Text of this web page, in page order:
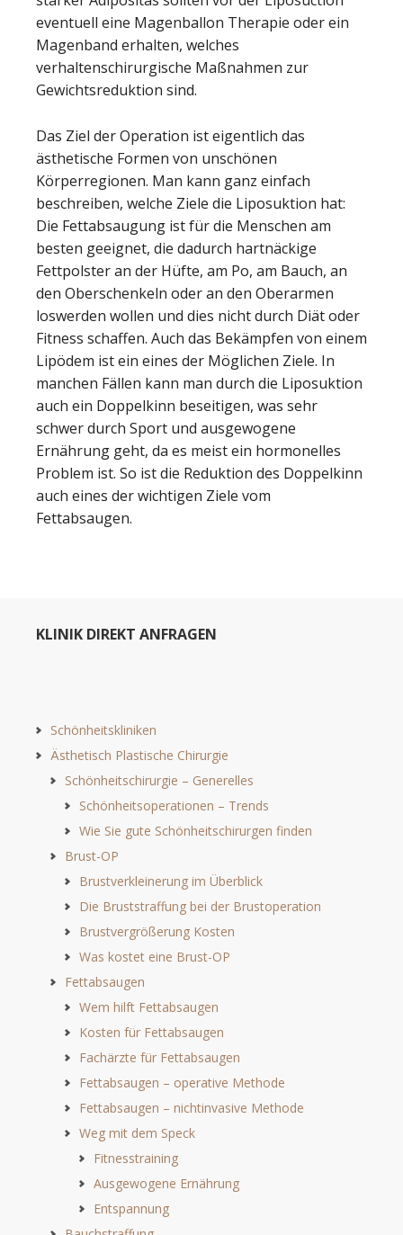
eventuell eine Magenballon Therapie oder ein
Magenband erhalten, welches
verhaltenschirurgische Maßnahmen zur
Gewichtsreduktion sind.
Das Ziel der Operation ist eigentlich das
ästhetische Formen von unschönen
Körperregionen. Man kann ganz einfach
beschreiben, welche Ziele die Liposuktion hat:
Die Fettabsaugung ist für die Menschen am
besten geeignet, die dadurch hartnäckige
Fettpolster an der Hüfte, am Po, am Bauch, an
den Oberschenkeln oder an den Oberarmen
loswerden wollen und dies nicht durch Diät oder
Fitness schaffen. Auch das Bekämpfen von einem
Lipödem ist ein eines der Möglichen Ziele. In
manchen Fällen kann man durch die Liposuktion
auch ein Doppelkinn beseitigen, was sehr
schwer durch Sport und ausgewogene
Ernährung geht, da es meist ein hormonelles
Problem ist. So ist die Reduktion des Doppelkinn
auch eines der wichtigen Ziele vom
Fettabsaugen.
KLINIK DIREKT ANFRAGEN
Schönheitskliniken
Ästhetisch Plastische Chirurgie
Schönheitschirurgie – Generelles
Schönheitsoperationen – Trends
Wie Sie gute Schönheitschirurgen finden
Brust-OP
Brustverkleinerung im Überblick
Die Bruststraffung bei der Brustoperation
Brustvergrößerung Kosten
Was kostet eine Brust-OP
Fettabsaugen
Wem hilft Fettabsaugen
Kosten für Fettabsaugen
Fachärzte für Fettabsaugen
Fettabsaugen – operative Methode
Fettabsaugen – nichtinvasive Methode
Weg mit dem Speck
Fitnesstraining
Ausgewogene Ernährung
Entspannung